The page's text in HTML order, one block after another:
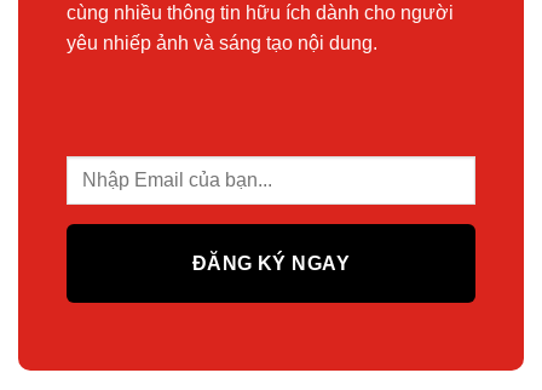
cùng nhiều thông tin hữu ích dành cho người
yêu nhiếp ảnh và sáng tạo nội dung.